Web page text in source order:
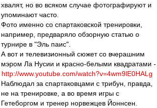
хвалят, но во всяком случае фотографируют и
упоминают часто.
Фото именно со спартаковской тренировки,
например, предваряло обзорную статью о
турнире в "Эль паис".
А вот и телевизионный сюжет со вчерашним
мэром Ла Нусии и красно-белыми квадратами -
http://www.youtube.com/watch?v=4wm9lE0HALg
Наблюдал за спартаковцами с трибун, правда,
не на тренировке, а во время игры с
Гетеборгом и тренер норвежцев Йоннсен.